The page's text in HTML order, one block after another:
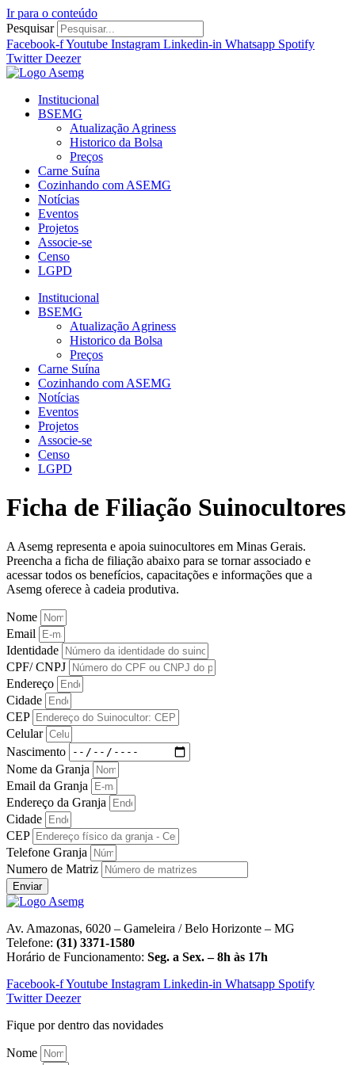
Ir para o conteúdo
Pesquisar
Facebook-fYoutube Instagram Linkedin-in Whatsapp Spotify
Twitter Deezer
Institucional
BSEMG
Atualização Agriness
Historico da Bolsa
Preços
Carne Suína
Cozinhando com ASEMG
Notícias
Eventos
Projetos
Associe-se
Censo
LGPD
Institucional
BSEMG
Atualização Agriness
Historico da Bolsa
Preços
Carne Suína
Cozinhando com ASEMG
Notícias
Eventos
Projetos
Associe-se
Censo
LGPD
Ficha de Filiação Suinocultores
A Asemg representa e apoia suinocultores em Minas Gerais.
Preencha a ficha de filiação abaixo para se tornar associado e
acessar todos os benefícios, capacitações e informações que a
Asemg oferece à cadeia produtiva.
Nome
Email
Identidade
CPF/ CNPJ
Endereço
Cidade
CEP
Celular
Nascimento
Nome da Granja
Email da Granja
Endereço da Granja
Cidade
CEP
Telefone Granja
Numero de Matriz
Enviar
Av. Amazonas, 6020 – Gameleira / Belo Horizonte – MG
Telefone: (31) 3371-1580
Horário de Funcionamento: Seg. a Sex. – 8h às 17h
Facebook-fYoutube Instagram Linkedin-in Whatsapp Spotify
Twitter Deezer
Fique por dentro das novidades
Nome